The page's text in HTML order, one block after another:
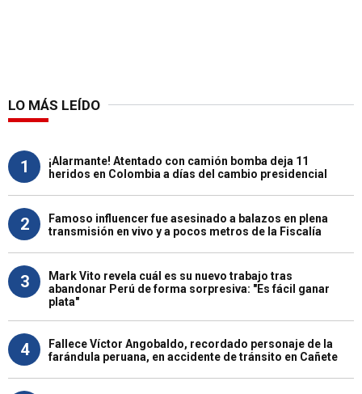
LO MÁS LEÍDO
1
¡Alarmante! Atentado con camión bomba deja 11
heridos en Colombia a días del cambio presidencial
2
Famoso influencer fue asesinado a balazos en plena
transmisión en vivo y a pocos metros de la Fiscalía
3
Mark Vito revela cuál es su nuevo trabajo tras
abandonar Perú de forma sorpresiva: "Es fácil ganar
plata"
4
Fallece Víctor Angobaldo, recordado personaje de la
farándula peruana, en accidente de tránsito en Cañete